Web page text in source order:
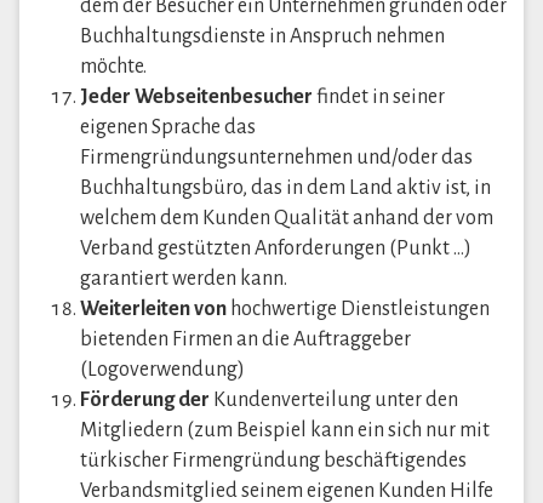
dem der Besucher ein Unternehmen gründen oder
Buchhaltungsdienste in Anspruch nehmen
möchte.
Jeder Webseitenbesucher findet in seiner
eigenen Sprache das
Firmengründungsunternehmen und/oder das
Buchhaltungsbüro, das in dem Land aktiv ist, in
welchem dem Kunden Qualität anhand der vom
Verband gestützten Anforderungen (Punkt …)
garantiert werden kann.
Weiterleiten von hochwertige Dienstleistungen
bietenden Firmen an die Auftraggeber
(Logoverwendung)
Förderung der Kundenverteilung unter den
Mitgliedern (zum Beispiel kann ein sich nur mit
türkischer Firmengründung beschäftigendes
Verbandsmitglied seinem eigenen Kunden Hilfe